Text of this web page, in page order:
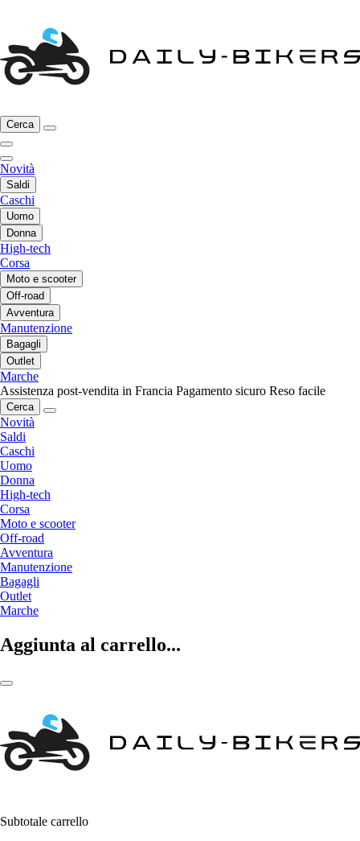
Cerca
Novità
Saldi
Caschi
Uomo
Donna
High-tech
Corsa
Moto e scooter
Off-road
Avventura
Manutenzione
Bagagli
Outlet
Marche
Assistenza post-vendita in Francia Pagamento sicuro Reso facile
Cerca
Novità
Saldi
Caschi
Uomo
Donna
High-tech
Corsa
Moto e scooter
Off-road
Avventura
Manutenzione
Bagagli
Outlet
Marche
Aggiunta al carrello...
Subtotale carrello